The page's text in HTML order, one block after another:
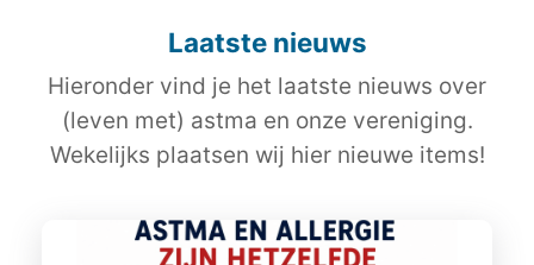
Laatste nieuws
Hieronder vind je het laatste nieuws over
(leven met) astma en onze vereniging.
Wekelijks plaatsen wij hier nieuwe items!